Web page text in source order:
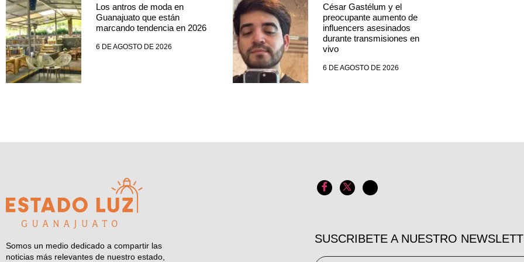
Los antros de moda en
Guanajuato que están
marcando tendencia en 2026
6 DE AGOSTO DE 2026
César Gastélum y el
preocupante aumento de
influencers asesinados
durante transmisiones en
vivo
6 DE AGOSTO DE 2026
Somos un medio dedicado a compartir las
noticias más relevantes de nuestro estado,
SUSCRIBETE A NUESTRO